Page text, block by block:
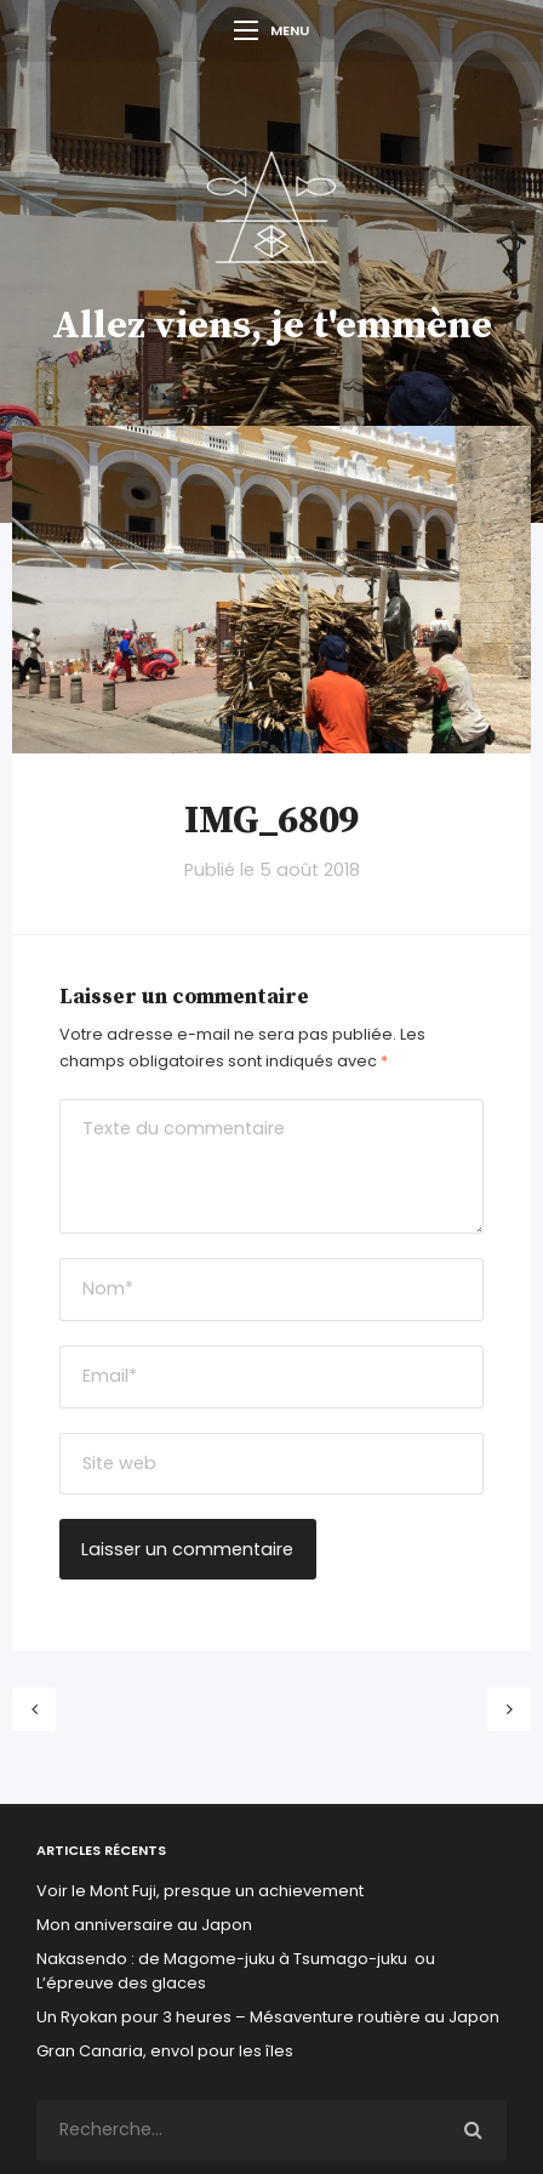
MENU
Allez viens, je t'emmène
IMG_6809
Publié le 5 août 2018
Laisser un commentaire
Votre adresse e-mail ne sera pas publiée. Les
champs obligatoires sont indiqués avec *
ARTICLES RÉCENTS
Voir le Mont Fuji, presque un achievement
Mon anniversaire au Japon
Nakasendo : de Magome-juku à Tsumago-juku ou
L’épreuve des glaces
Un Ryokan pour 3 heures – Mésaventure routière au Japon
Gran Canaria, envol pour les îles